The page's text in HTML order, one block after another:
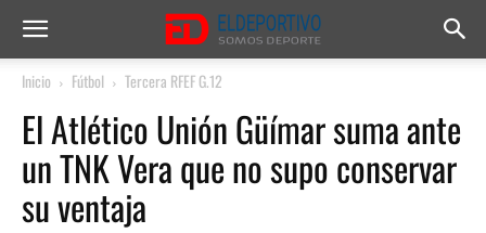
Inicio Fútbol Tercera RFEF G.12
El Atlético Unión Güímar suma ante
un TNK Vera que no supo conservar
su ventaja